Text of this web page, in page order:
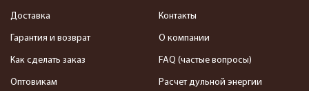
Доставка
Гарантия и возврат
Как сделать заказ
Оптовикам
Контакты
О компании
FAQ (частые вопросы)
Расчет дульной энергии